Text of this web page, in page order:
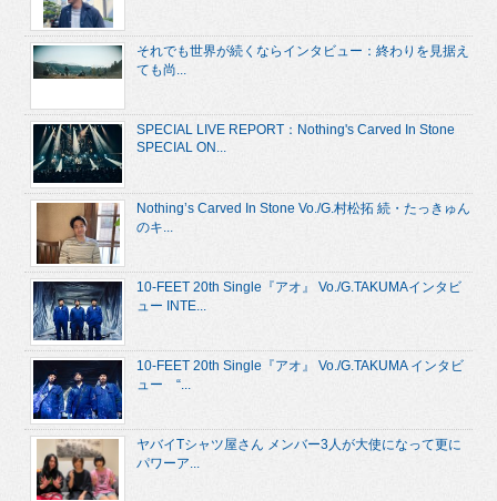
それでも世界が続くならインタビュー：終わりを見据え
ても尚...
SPECIAL LIVE REPORT：Nothing's Carved In Stone
SPECIAL ON...
Nothing’s Carved In Stone Vo./G.村松拓 続・たっきゅん
のキ...
10-FEET 20th Single『アオ』 Vo./G.TAKUMAインタビ
ュー INTE...
10-FEET 20th Single『アオ』 Vo./G.TAKUMA インタビ
ュー “...
ヤバイTシャツ屋さん メンバー3人が大使になって更に
パワーア...